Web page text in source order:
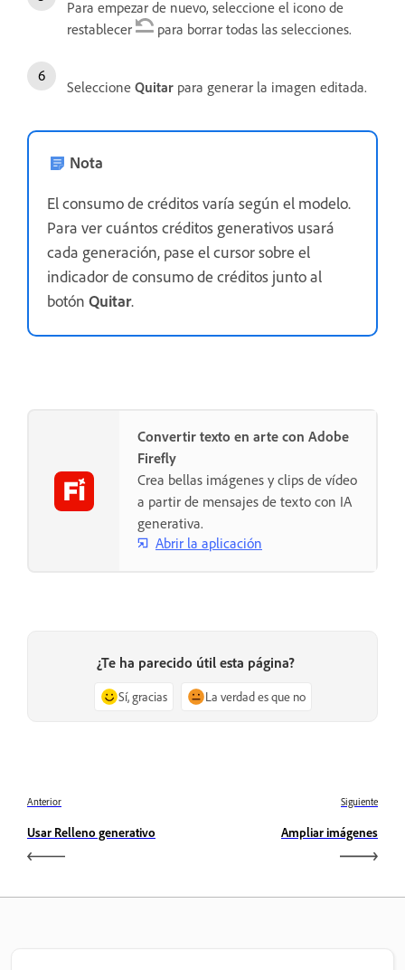
Para empezar de nuevo, seleccione el icono de
restablecer
para borrar todas las selecciones.
Seleccione Quitar para generar la imagen editada.
Nota
El consumo de créditos varía según el modelo.
Para ver cuántos créditos generativos usará
cada generación, pase el cursor sobre el
indicador de consumo de créditos junto al
botón Quitar.
Convertir texto en arte con Adobe
Firefly
Crea bellas imágenes y clips de vídeo
a partir de mensajes de texto con IA
generativa.
Abrir la aplicación
¿Te ha parecido útil esta página?
Sí, gracias La verdad es que no
Anterior
Usar Relleno generativo
Siguiente
Ampliar imágenes